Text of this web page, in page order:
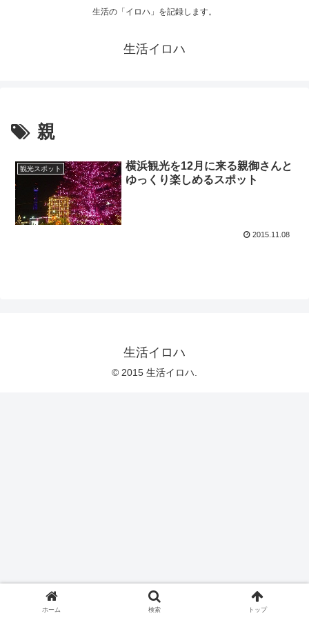
生活の「イロハ」を記録します。
生活イロハ
親
観光スポット
横浜観光を12月に来る親御さんと
ゆっくり楽しめるスポット
2015.11.08
生活イロハ
© 2015 生活イロハ.
ホーム 検索 トップ